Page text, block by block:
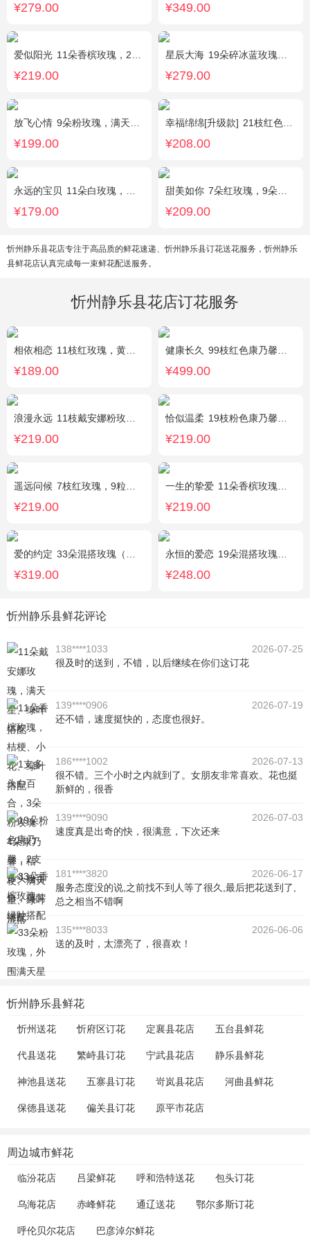
¥279.00 ¥349.00
爱似阳光 11朵香槟玫瑰，2朵向日葵，桔梗、配花、绿叶搭配
¥219.00
星辰大海 19朵碎冰蓝玫瑰，尤加利绿叶搭配
¥279.00
放飞心情 9朵粉玫瑰，满天星、栀子叶适量
¥199.00
幸福绵绵[升级款] 21枝红色康乃馨，加拿大黄莺，满天星间插丰满
¥208.00
永远的宝贝 11朵白玫瑰，搭配适量紫色勿忘我、黄莺、栀子叶间插。
¥179.00
甜美如你 7朵红玫瑰，9朵戴安娜粉玫瑰，白色满天星丰满间插，尤加利搭配
¥209.00
忻州静乐县花店专注于高品质的鲜花速递、忻州静乐县订花送花服务，忻州静乐
县鲜花店认真完成每一束鲜花配送服务。
忻州静乐县花店订花服务
相依相恋 11枝红玫瑰，黄莺、满天星适量点缀，另加2只可爱小熊公仔。(小熊以实物为准)
¥189.00
健康长久 99枝红色康乃馨，满天星丰满围绕。
¥499.00
浪漫永远 11枝戴安娜粉玫瑰，1枝浅蓝色绣球，浅紫洋桔梗、栀子叶搭配
¥219.00
恰似温柔 19枝粉色康乃馨，搭配适量情人草、尤加利叶
¥219.00
遥远问候 7枝红玫瑰，9粒巧克力，2只可爱小熊，满天星、绿叶周围点缀；巧克力选择高端品牌（德芙、金莎、费列罗等），具体以当地市场为准，小熊以实物为准。
¥219.00
一生的挚爱 11朵香槟玫瑰，搭配适量叶上黄金，随机赠送一个小熊。
¥219.00
爱的约定 33朵混搭玫瑰（粉戴安娜，香槟玫瑰，红玫瑰），相思梅、绿叶搭配
¥319.00
永恒的爱恋 19朵混搭玫瑰（粉色、香槟色、白色），2个小熊，黄莺、满天星点缀
¥248.00
忻州静乐县鲜花评论
138****1033
2026-07-25
很及时的送到，不错，以后继续在你们这订花
139****0906
2026-07-19
还不错，速度挺快的，态度也很好。
186****1002
2026-07-13
很不错。三个小时之内就到了。女朋友非常喜欢。花也挺
新鲜的，很香
139****9090
2026-07-03
速度真是出奇的快，很满意，下次还来
181****3820
2026-06-17
服务态度没的说,之前找不到人等了很久,最后把花送到了,
总之相当不错啊
135****8033
2026-06-06
送的及时，太漂亮了，很喜欢！
忻州静乐县鲜花
忻州送花 忻府区订花 定襄县花店 五台县鲜花
代县送花 繁峙县订花 宁武县花店 静乐县鲜花
神池县送花 五寨县订花 岢岚县花店 河曲县鲜花
保德县送花 偏关县订花 原平市花店
周边城市鲜花
临汾花店 吕梁鲜花 呼和浩特送花 包头订花
乌海花店 赤峰鲜花 通辽送花 鄂尔多斯订花
呼伦贝尔花店 巴彦淖尔鲜花